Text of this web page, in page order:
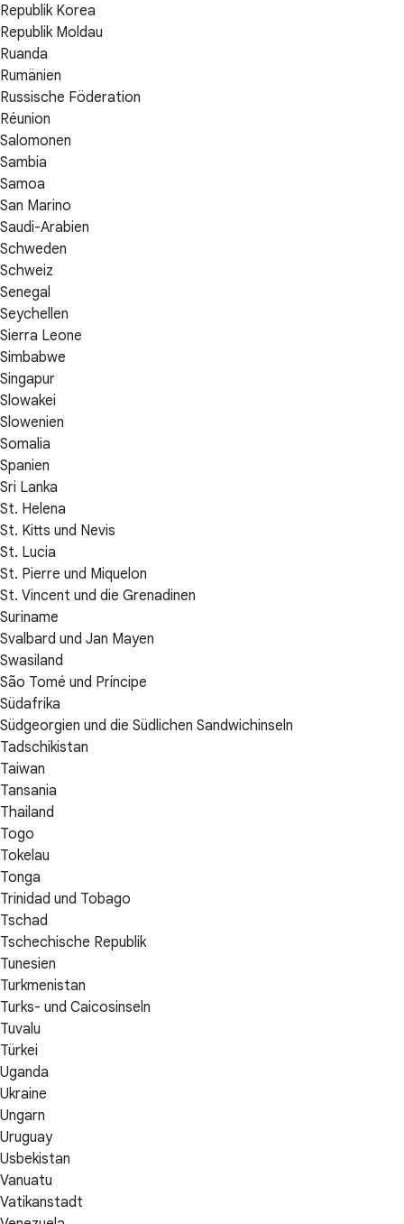
Republik Korea
Republik Moldau
Ruanda
Rumänien
Russische Föderation
Réunion
Salomonen
Sambia
Samoa
San Marino
Saudi-Arabien
Schweden
Schweiz
Senegal
Seychellen
Sierra Leone
Simbabwe
Singapur
Slowakei
Slowenien
Somalia
Spanien
Sri Lanka
St. Helena
St. Kitts und Nevis
St. Lucia
St. Pierre und Miquelon
St. Vincent und die Grenadinen
Suriname
Svalbard und Jan Mayen
Swasiland
São Tomé und Príncipe
Südafrika
Südgeorgien und die Südlichen Sandwichinseln
Tadschikistan
Taiwan
Tansania
Thailand
Togo
Tokelau
Tonga
Trinidad und Tobago
Tschad
Tschechische Republik
Tunesien
Turkmenistan
Turks- und Caicosinseln
Tuvalu
Türkei
Uganda
Ukraine
Ungarn
Uruguay
Usbekistan
Vanuatu
Vatikanstadt